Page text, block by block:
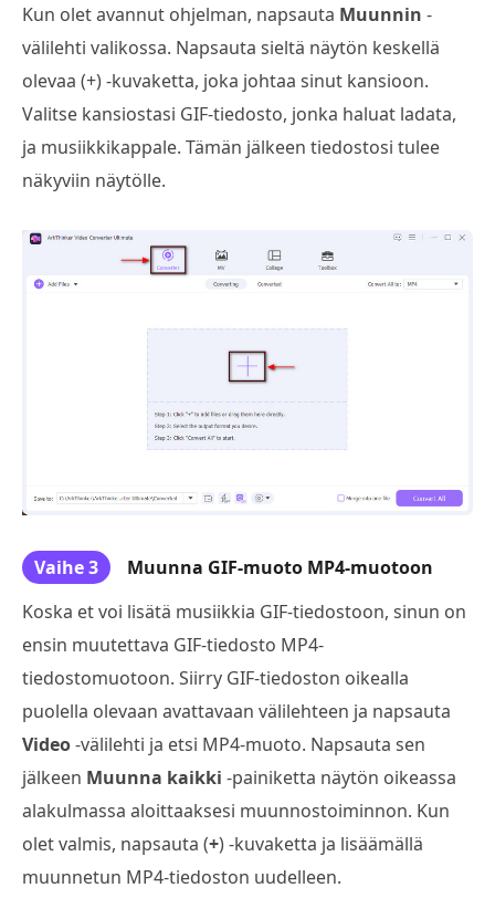
Kun olet avannut ohjelman, napsauta Muunnin -
välilehti valikossa. Napsauta sieltä näytön keskellä
olevaa (+) -kuvaketta, joka johtaa sinut kansioon.
Valitse kansiostasi GIF-tiedosto, jonka haluat ladata,
ja musiikkikappale. Tämän jälkeen tiedostosi tulee
näkyviin näytölle.
Vaihe 3
Muunna GIF-muoto MP4-muotoon
Koska et voi lisätä musiikkia GIF-tiedostoon, sinun on
ensin muutettava GIF-tiedosto MP4-
tiedostomuotoon. Siirry GIF-tiedoston oikealla
puolella olevaan avattavaan välilehteen ja napsauta
Video-välilehti ja etsi MP4-muoto. Napsauta sen
jälkeen Muunna kaikki -painiketta näytön oikeassa
alakulmassa aloittaaksesi muunnostoiminnon. Kun
olet valmis, napsauta (+) -kuvaketta ja lisäämällä
muunnetun MP4-tiedoston uudelleen.